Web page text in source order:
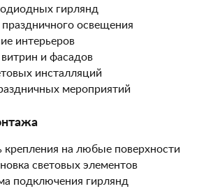
гирлянд
освещения
интерьеров
и фасадов
инсталляций
мероприятий
крепления на любые поверхности
световых элементов
подключения гирлянд